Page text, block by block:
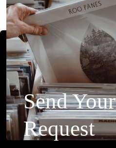
Send Your
Request